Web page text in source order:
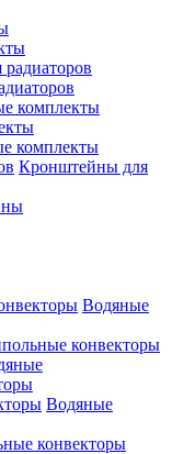
комплекты
комплекты
Кронштейны для
Водяные
конвекторы
Водяные
конвекторы